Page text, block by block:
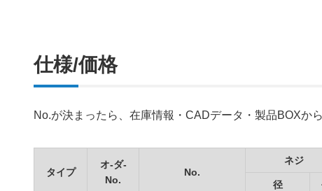
仕様/価格
No.が決まったら、在庫情報・CADデータ・製品BOXか
タイプ
オ-ダ-
No.
No.
ネジ
径